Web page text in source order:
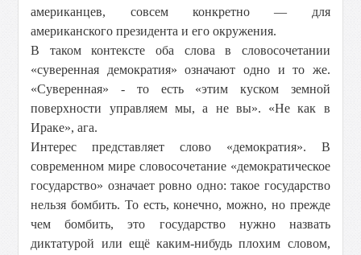
американцев, совсем конкретно — для
американского президента и его окружения.
В таком контексте оба слова в словосочетании
«суверенная демократия» означают одно и то же.
«Суверенная» - то есть «этим куском земной
поверхности управляем мы, а не вы». «Не как в
Ираке», ага.
Интерес представляет слово «демократия». В
современном мире словосочетание «демократическое
государство» означает ровно одно: такое государство
нельзя бомбить. То есть, конечно, можно, но прежде
чем бомбить, это государство нужно назвать
диктатурой или ещё каким-нибудь плохим словом,